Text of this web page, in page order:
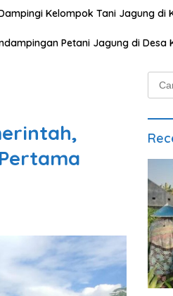
Kelompok Tani Jagung di
Petani Jagung di Desa
Cari
untuk: